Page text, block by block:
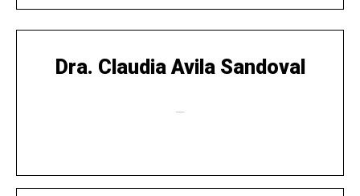
Dra. Claudia Avila Sandoval
—